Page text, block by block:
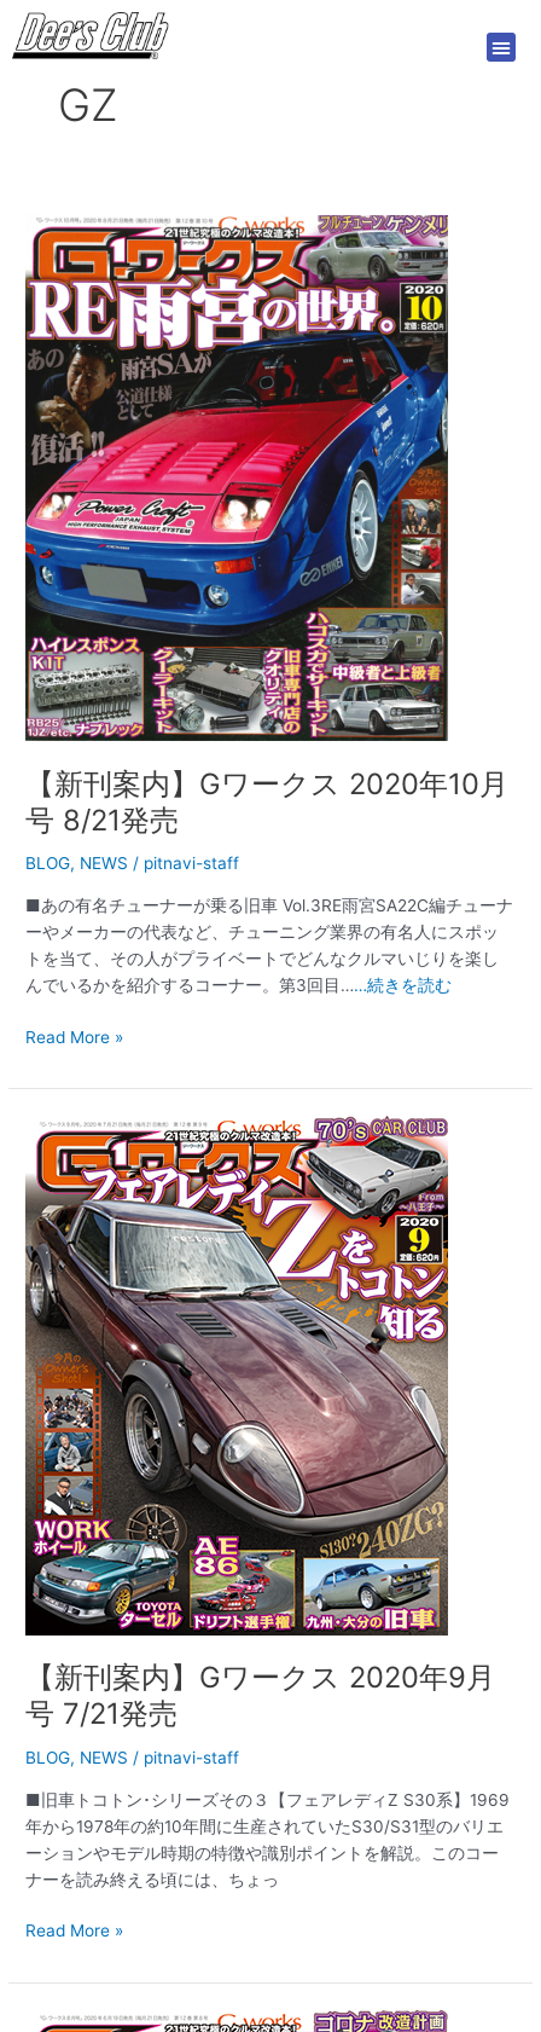
を
GZ
【新刊案内】Gワークス 2020年10月
号 8/21発売
BLOG, NEWS / pitnavi-staff
■あの有名チューナーが乗る旧車 Vol.3RE雨宮SA22C編チューナ
ーやメーカーの代表など、チューニング業界の有名人にスポッ
トを当て、その人がプライベートでどんなクルマいじりを楽し
んでいるかを紹介するコーナー。第3回目……続きを読む
【新
案
内】
G
ワ
ク
ス
2020
年
10
月
号
8/21
売
Read More »
【新刊案内】Gワークス 2020年9月
号 7/21発売
BLOG, NEWS / pitnavi-staff
■旧車トコトン･シリーズその３【フェアレディZ S30系】1969
年から1978年の約10年間に生産されていたS30/S31型のバリエ
ーションやモデル時期の特徴や識別ポイントを解説。このコー
ナーを読み終える頃には、ちょっ
【新
案
内】
G
ワ
ー
ク
ス
2020
年
9
月
号
7/21
発
売
Read More »
【新
稿
の